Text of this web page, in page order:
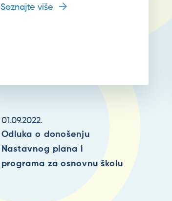
Saznajte više
01.09.2022.
Odluka o donošenju
Nastavnog plana i
programa za osnovnu školu